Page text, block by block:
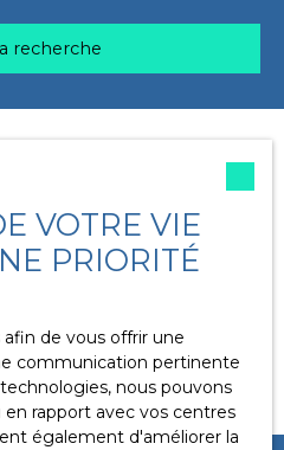
recherche
Créer une alerte
résultat
VOTRE VIE
PRIORITÉ
de vous offrir une
communication pertinente
nous pouvons
rapport avec vos centres
également d'améliorer la